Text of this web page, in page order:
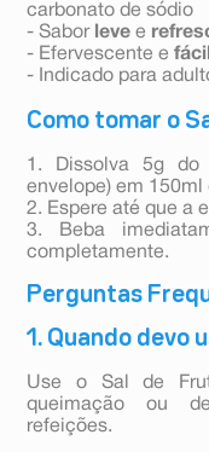
carbonato de sódio
- Sabor leve e
- Efervescente efácil
- Indicado para
Como tomar o
1. Dissolva 5g
envelope) em 150ml
2. Espere até que a
3. Beba
completamente.
Perguntas
1. Quando devo
Use o Sal de
queimação ou
refeições.